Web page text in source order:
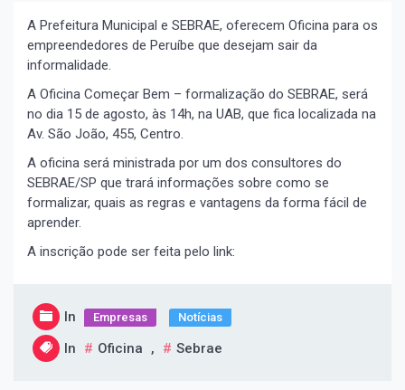
A Prefeitura Municipal e SEBRAE, oferecem Oficina para os
empreendedores de Peruíbe que desejam sair da
informalidade.
A Oficina Começar Bem – formalização do SEBRAE, será
no dia 15 de agosto, às 14h, na UAB, que fica localizada na
Av. São João, 455, Centro.
A oficina será ministrada por um dos consultores do
SEBRAE/SP que trará informações sobre como se
formalizar, quais as regras e vantagens da forma fácil de
aprender.
A inscrição pode ser feita pelo link:
In Empresas Notícias
In Oficina , Sebrae